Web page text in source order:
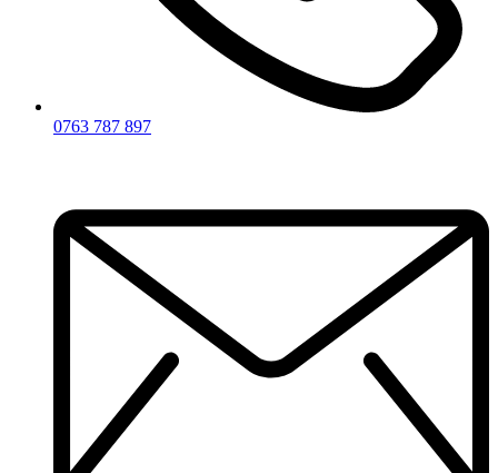
0763 787 897